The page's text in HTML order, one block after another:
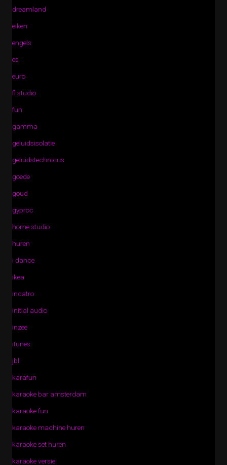
dreamland
eiken
engels
es
euro
fl studio
fun
gamma
geluidsisolatie
geluidstechnicus
goede
goud
gyproc
home studio
huren
i dance
ikea
incatro
initial audio
inzee
itunes
jbl
karafun
karaoke bar amsterdam
karaoke fun
karaoke machine huren
karaoke set huren
karaoke versie